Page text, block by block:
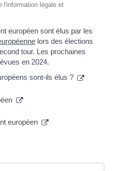
l'information légale et
européen sont élus par les
lors des élections
tour. Les prochaines
en 2024.
sont-ils élus ?
européen